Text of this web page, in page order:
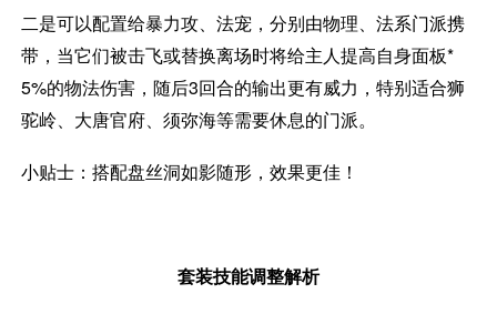
二是可以配置给暴力攻、法宠，分别由物理、法系门派携
带，当它们被击飞或替换离场时将给主人提高自身面板*
5%的物法伤害，随后3回合的输出更有威力，特别适合狮
驼岭、大唐官府、须弥海等需要休息的门派。
小贴士：搭配盘丝洞如影随形，效果更佳！
套装技能调整解析